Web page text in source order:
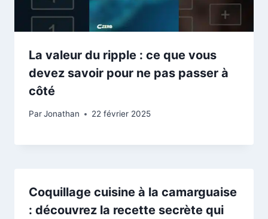
La valeur du ripple : ce que vous
devez savoir pour ne pas passer à
côté
ParJonathan 22 février 2025
Coquillage cuisine à la camarguaise
: découvrez la recette secrète qui